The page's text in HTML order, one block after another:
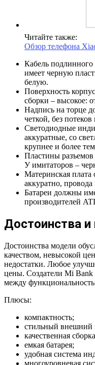
Читайте также:
Обзор телефона
Кабель подлинного
имеет черную
белую.
Поверхность
сборки – высокое:
Надпись на торце
четкой, без
Светодиодные
аккуратные, со
крупнее и более
Пластины разъемов
У имитаторов –
Материнская плата
аккуратно,
Батареи должны
производителей
Достоинства и
Достоинства модели
качеством, невысокой
недостатки. Любое
цены. Создатели Mi Bank
между
Плюсы:
компактность;
стильный внешний
качественная
емкая батарея;
удобная система
многоуровневая